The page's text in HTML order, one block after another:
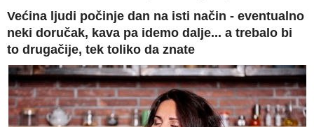
Većina ljudi počinje dan na isti način - eventualno
neki doručak, kava pa idemo dalje... a trebalo bi
to drugačije, tek toliko da znate